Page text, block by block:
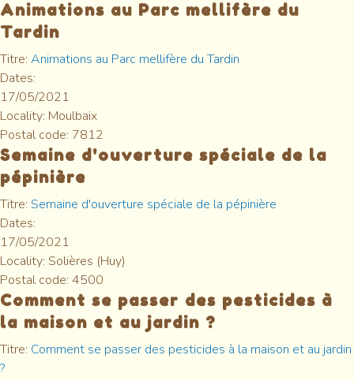
Animations au Parc mellifère du
Tardin
Titre: Animations au Parc mellifère du Tardin
Dates:
17/05/2021
Locality: Moulbaix
Postal code: 7812
Semaine d'ouverture spéciale de la
pépinière
Titre: Semaine d'ouverture spéciale de la pépinière
Dates:
17/05/2021
Locality: Solières (Huy)
Postal code: 4500
Comment se passer des pesticides à
la maison et au jardin ?
Titre: Comment se passer des pesticides à la maison et au jardin
?